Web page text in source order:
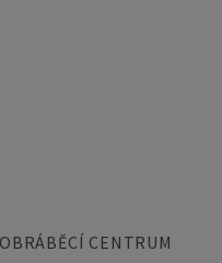
CENTRUM